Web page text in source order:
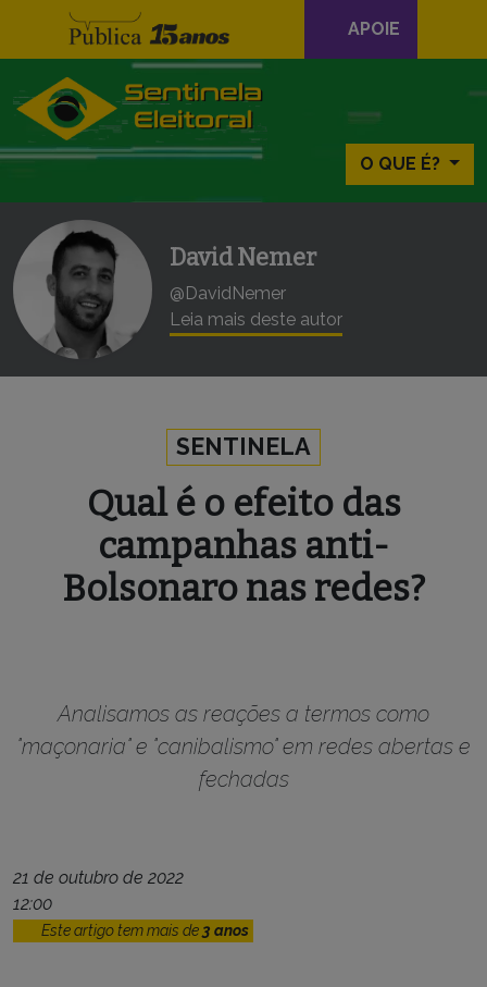
Navegação
principal
APOIE
O QUE É?
David Nemer
@DavidNemer
Leia mais deste autor
SENTINELA
Qual é o efeito das
campanhas anti-
Bolsonaro nas redes?
Analisamos as reações a termos como
"maçonaria" e "canibalismo" em redes abertas e
fechadas
21 de outubro de 2022
12:00
Este artigo tem mais de 3 anos